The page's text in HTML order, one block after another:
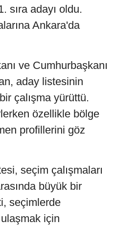
sıra adayı oldu.
Ankara'da
ve Cumhurbaşkanı
aday listesinin
çalışma yürüttü.
özellikle bölge
profillerini göz
seçim çalışmaları
büyük bir
seçimlerde
için